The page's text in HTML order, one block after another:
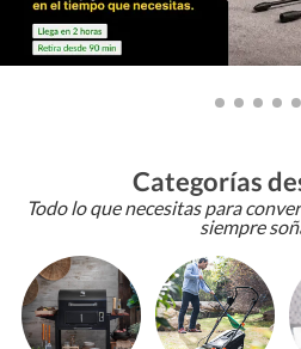
Categorías
Todo lo que necesitas para
siempre